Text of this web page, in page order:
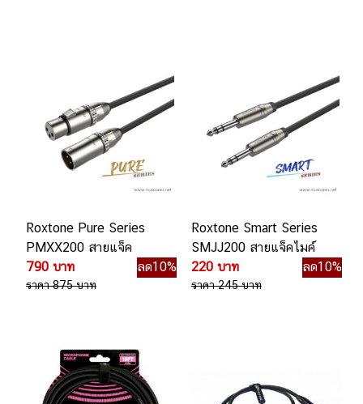
Roxtone Pure Series
PMXX200 สายแจ็ค
790 บาท
ลด10%
ราคา 875 บาท
Roxtone Smart Series
SMJJ200 สายแจ็คไมค์
220 บาท
ลด10%
ราคา 245 บาท